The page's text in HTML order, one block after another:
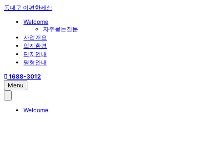
동대구 이편한세상
Welcome
자주묻는질문
사업개요
입지환경
단지안내
평형안내
1688-3012
Menu
Welcome